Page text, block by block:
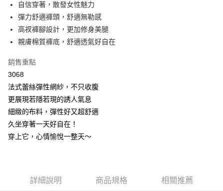
街口支付
悠遊付
全盈+PAY
大哥付你分期
相關說明
【大哥付你分期使用說明】
1.本服務由台灣大哥大提供，台灣大哥大用戶可立即使用無須另外申請。
2.付款方式選擇「大哥付你分期」，訂單成立後會自動跳轉到大哥付的交易
流程，驗證手機門號後，選擇欲分期的期數、繳款截止日，確認付款後即完
成交易。
4.訂單成立30分鐘內，如未前往確認交易或遇審核未通過，訂單將自動取
1.分期款項不併入電信帳單，「大哥付你分期」於每月結算日後寄送繳費提
醒簡訊。
【關於「AFTEE先享後付」】
AFTEE先享後付是「在收到商品之後才付款」的支付方式。 讓您購物簡單
便利好安心！
【「AFTEE先享後付」結帳流程】
Hami Point
相關說明
自信穿著，散發女性魅力
彈力舒適褲頭，舒適無勒感
高衩褲腳設計，更加修身美腿
親膚棉質褲底，舒適透氣好自在
銷售重點
3068
法式蕾絲彈性網紗，不只收腹
更展現若隱若現的誘人氣息
細緻的布料，彈性好又超舒適
久坐穿著一天好自在！
穿上它，心情愉悅一整天～
詳細說明 商品規格 相關推薦